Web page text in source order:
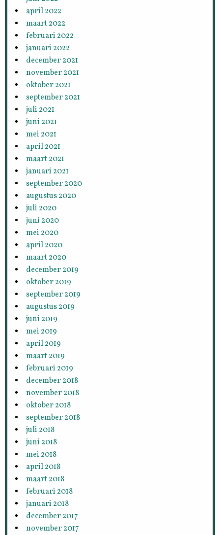
april 2022
maart 2022
februari 2022
januari 2022
december 2021
november 2021
oktober 2021
september 2021
juli 2021
juni 2021
mei 2021
april 2021
maart 2021
januari 2021
september 2020
augustus 2020
juli 2020
juni 2020
mei 2020
april 2020
maart 2020
december 2019
oktober 2019
september 2019
augustus 2019
juni 2019
mei 2019
april 2019
maart 2019
februari 2019
december 2018
november 2018
oktober 2018
september 2018
juli 2018
juni 2018
mei 2018
april 2018
maart 2018
februari 2018
januari 2018
december 2017
november 2017